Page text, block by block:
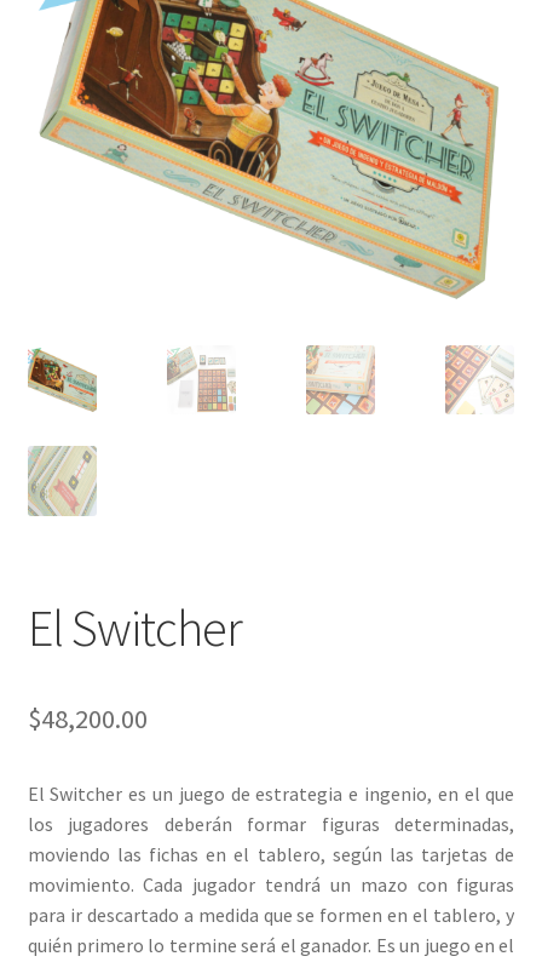
Mi cuenta
El Switcher
$48,200.00
El Switcher es un juego de estrategia e ingenio, en el que
los jugadores deberán formar figuras determinadas,
moviendo las fichas en el tablero, según las tarjetas de
movimiento. Cada jugador tendrá un mazo con figuras
para ir descartado a medida que se formen en el tablero, y
quién primero lo termine será el ganador. Es un juego en el